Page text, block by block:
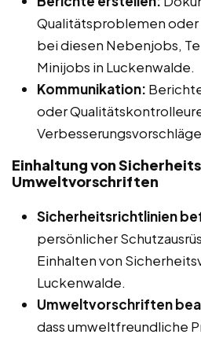
Qualitätsproblemen oder
bei diesen Nebenjobs,
Minijobs in Luckenwalde.
Kommunikation:
oder
Einhaltung von
Umweltvorschriften
Sicherheitsrichtlinien
persönlicher
Einhalten von
Luckenwalde.
Umweltvorschriften
dass umweltfreundliche